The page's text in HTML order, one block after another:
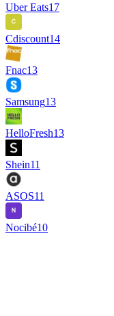
Uber Eats17
Cdiscount14
Fnac13
Samsung13
HelloFresh13
Shein11
ASOS11
Nocibé10